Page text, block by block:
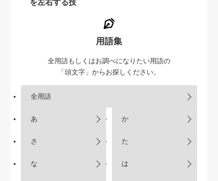
を左右する技
用語集
全用語もしくはお調べになりたい用語の
「頭文字」からお探しください。
全用語
あ か
さ た
な は